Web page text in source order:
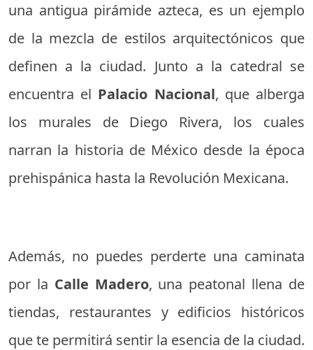
una antigua pirámide azteca, es un ejemplo
de la mezcla de estilos arquitectónicos que
definen a la ciudad. Junto a la catedral se
encuentra el Palacio Nacional, que alberga
los murales de Diego Rivera, los cuales
narran la historia de México desde la época
prehispánica hasta la Revolución Mexicana.
Además, no puedes perderte una caminata
por la Calle Madero, una peatonal llena de
tiendas, restaurantes y edificios históricos
que te permitirá sentir la esencia de la ciudad.